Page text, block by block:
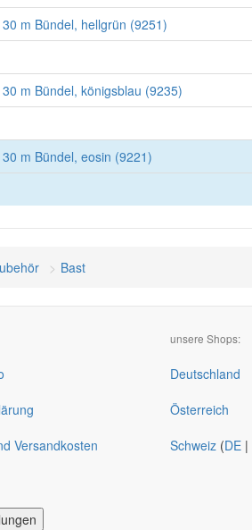
m Bündel, hellgrün (9251)
m Bündel, königsblau (9235)
m Bündel, eosin (9221)
Bast
Versandkosten
unsere Shops:
Deutschland
Österreich
Schweiz (DE |